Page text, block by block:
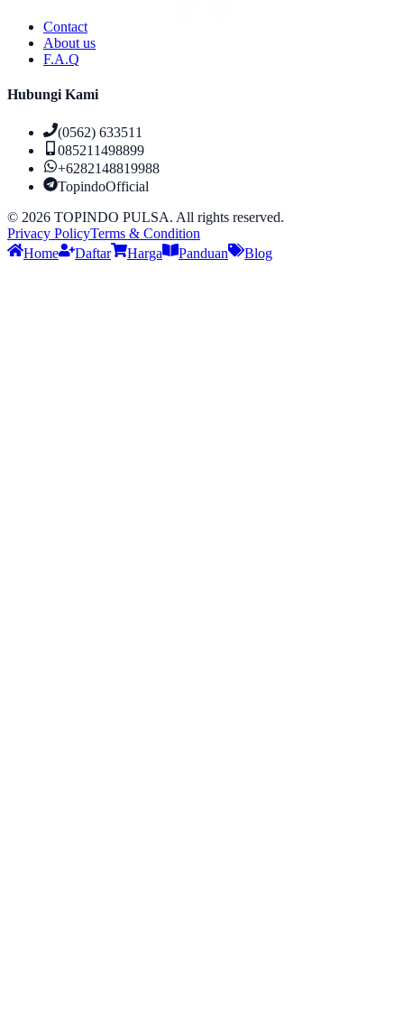
Contact
About us
F.A.Q
Hubungi Kami
(0562) 633511
085211498899
+6282148819988
TopindoOfficial
© 2026 TOPINDO PULSA. All rights reserved.
Privacy PolicyTerms & Condition
Home
Daftar Harga Panduan Blog